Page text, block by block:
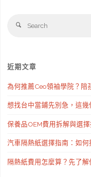
Search
近期文章
為何推薦Ceo領袖學院？陪
想找台中當鋪先別急，這
保養品OEM費用拆解與選
汽車隔熱紙選擇指南：如
隔熱紙費用怎麼算？先了解